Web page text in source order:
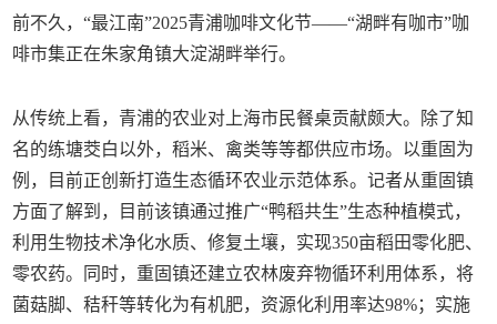
前不久，“最江南”2025青浦咖啡文化节——“湖畔有咖市”咖
啡市集正在朱家角镇大淀湖畔举行。
从传统上看，青浦的农业对上海市民餐桌贡献颇大。除了知
名的练塘茭白以外，稻米、禽类等等都供应市场。以重固为
例，目前正创新打造生态循环农业示范体系。记者从重固镇
方面了解到，目前该镇通过推广“鸭稻共生”生态种植模式，
利用生物技术净化水质、修复土壤，实现350亩稻田零化肥、
零农药。同时，重固镇还建立农林废弃物循环利用体系，将
菌菇脚、秸秆等转化为有机肥，资源化利用率达98%；实施